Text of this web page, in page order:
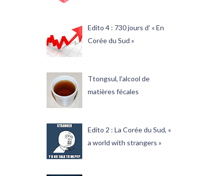
Edito 4 : 730 jours d’ « En
Corée du Sud »
Ttongsul, l'alcool de
matières fécales
Edito 2 : La Corée du Sud, «
a world with strangers »